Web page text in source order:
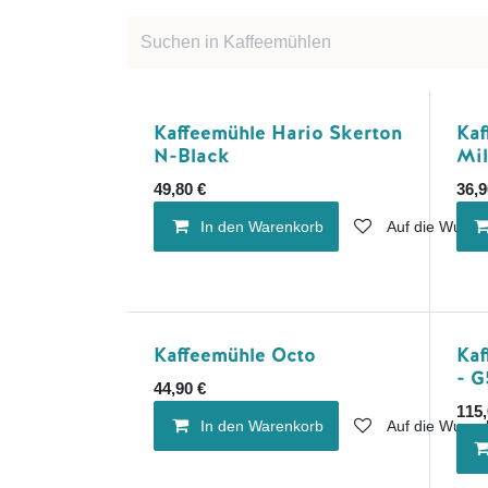
Kaffeemühle Hario Skerton
N-Black
49,80 €
In den Warenkorb Auf die
Kaffeemühle Octo
44,90 €
In den Warenkorb Auf die
-